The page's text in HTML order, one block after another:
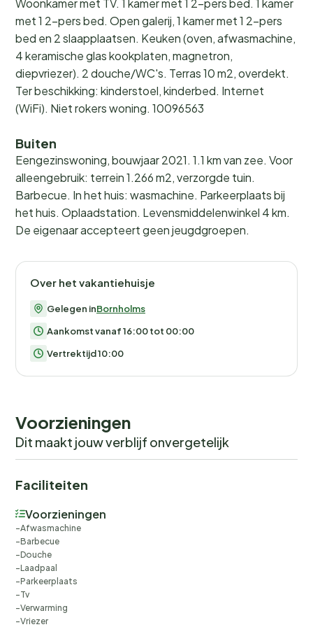
Woonkamer met TV. 1 kamer met 1 2-pers bed. 1 kamer
met 1 2-pers bed. Open galerij, 1 kamer met 1 2-pers
bed en 2 slaapplaatsen. Keuken (oven, afwasmachine,
4 keramische glas kookplaten, magnetron,
diepvriezer). 2 douche/WC's. Terras 10 m2, overdekt.
Ter beschikking: kinderstoel, kinderbed. Internet
(WiFi). Niet rokers woning. 10096563
Buiten
Eengezinswoning, bouwjaar 2021. 1.1 km van zee. Voor
alleengebruik: terrein 1.266 m2, verzorgde tuin.
Barbecue. In het huis: wasmachine. Parkeerplaats bij
het huis. Oplaadstation. Levensmiddelenwinkel 4 km.
De eigenaar accepteert geen jeugdgroepen.
Over het vakantiehuisje
Gelegen inBornholms
Aankomst vanaf 16:00 tot 00:00
Vertrektijd 10:00
Voorzieningen
Dit maakt jouw verblijf onvergetelijk
Faciliteiten
Voorzieningen
Afwasmachine
Barbecue
Douche
Laadpaal
Parkeerplaats
Tv
Verwarming
Vriezer